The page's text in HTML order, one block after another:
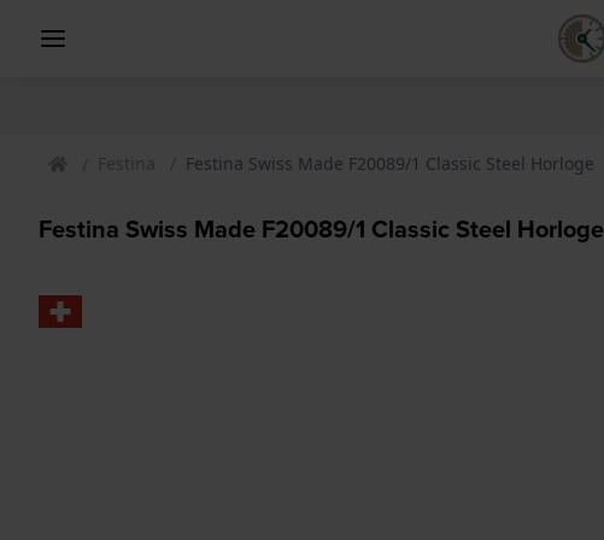
Festina Festina Swiss Made F20089/1 Classic Steel Horloge
Festina Swiss Made F20089/1 Classic Steel Horloge